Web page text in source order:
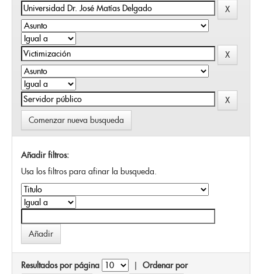
Comenzar nueva busqueda
Añadir filtros:
Usa los filtros para afinar la busqueda.
Resultados por página | Ordenar por